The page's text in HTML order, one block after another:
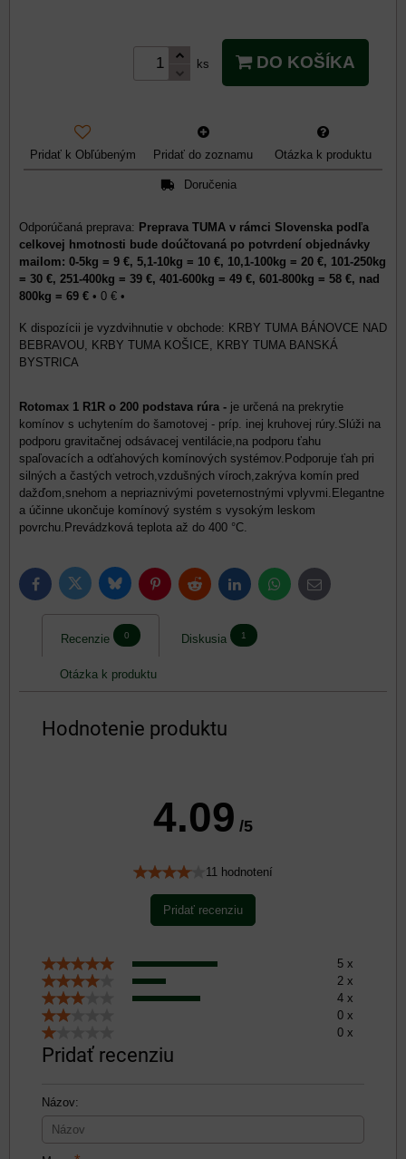
ks DO KOŠÍKA
Pridať k Obľúbeným Pridať do zoznamu Otázka k produktu
Doručenia
Preprava TUMA v rámci Slovenska podľa
celkovej hmotnosti bude doúčtovaná po potvrdení objednávky
mailom: 0-5kg = 9 €, 5,1-10kg = 10 €, 10,1-100kg = 20 €, 101-250kg
= 30 €, 251-400kg = 39 €, 401-600kg = 49 €, 601-800kg = 58 €, nad
800kg = 69 € • 0 € •
KRBY TUMA BÁNOVCE NAD
BEBRAVOU, KRBY TUMA KOŠICE, KRBY TUMA BANSKÁ
BYSTRICA
Rotomax 1 R1R o 200 podstava rúra - je určená na prekrytie
komínov s uchytením do šamotovej - príp. inej kruhovej rúry.Slúži na
podporu gravitačnej odsávacej ventilácie,na podporu ťahu
spaľovacích a odťahových komínových systémov.Podporuje ťah pri
silných a častých vetroch,vzdušných víroch,zakrýva komín pred
dažďom,snehom a nepriaznivými poveternostnými vplyvmi.Elegantne
a účinne ukončuje komínový systém s vysokým leskom
povrchu.Prevádzková teplota až do 400 °C.
FacebookTwitter BlueskyPinterestReddit LinkedInWhatsApp
E-
mail
Recenzie 0 Diskusia 1
Otázka k produktu
Hodnotenie produktu
4.09 /5
11 hodnotení
Pridať recenziu
5 x
2 x
4 x
0 x
0 x
Pridať recenziu
Názov: